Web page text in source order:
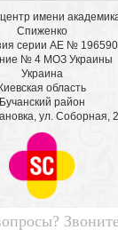
имени
Спиженко
серии АЕ № 196590
№ 4 МОЗ Украины
Украина
Киевская область
Бучанский район
ул. Соборная,